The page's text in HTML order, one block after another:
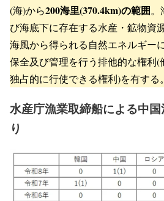
(海)から200海里(370.4km)の範囲。
び海底下に存在する水産・鉱物資
海風から得られる自然エネルギー
保全及び管理を行う排他的な権利(
独占的に行使できる権利)を有する。
水産庁漁業取締船による中
り